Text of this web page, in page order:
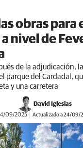
obras para
nivel de
de la adjudicación,
parque del Cardadal,
y una carretera
David Iglesias
09/2025 Actualizado a 24/09/